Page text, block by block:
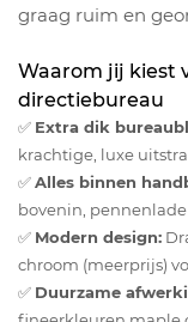
graag ruim en
Waarom jij kiest
directiebureau
✅ Extra dik
krachtige, luxe
✅Alles binnen
bovenin,
✅ Modern design:
chroom (meerprijs)
✅ Duurzame